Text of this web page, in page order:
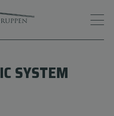
SYSTEM